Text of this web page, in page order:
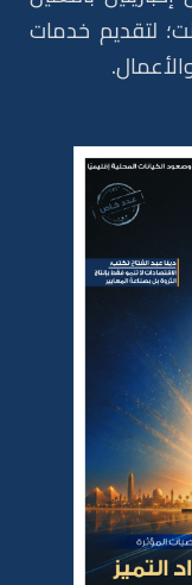
لتقديم خدمات